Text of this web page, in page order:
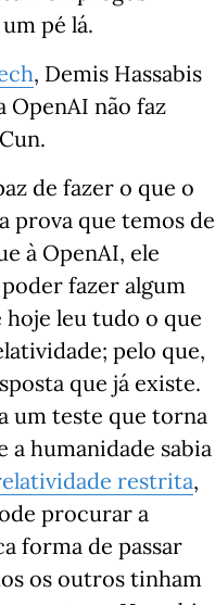
pé lá.
, Demis Hassabis
não faz
de fazer o que o
prova que temos de
à OpenAI, ele
fazer algum
leu tudo o que
pelo que,
que já existe.
um teste que torna
a humanidade sabia
restrita,
procurar a
forma de passar
os outros tinham